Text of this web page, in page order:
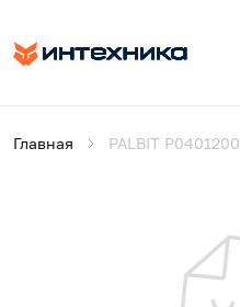
Главная PALBIT P0401200